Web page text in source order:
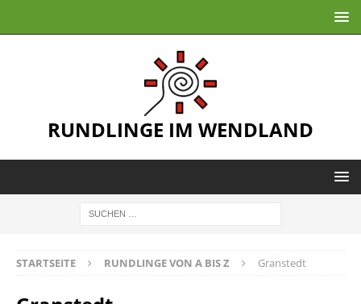
RUNDLINGE IM WENDLAND
STARTSEITE RUNDLINGE VON A BIS Z Granstedt